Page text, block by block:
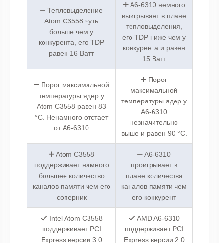
Тепловыделение
Atom C3558 чуть
больше чем у
конкурента, его TDP
равен 16 Ватт
A6-6310 немного
выигрывает в плане
тепловыделения,
его TDP ниже чем у
конкурента и равен
15 Ватт
Порог максимальной
температуры ядер у
Atom C3558 равен 83
°C. Ненамного отстает
от A6-6310
Порог
максимальной
температуры ядер у
A6-6310
незначительно
выше и равен 90 °C.
Atom C3558
поддерживает намного
большее количество
каналов памяти чем его
соперник
A6-6310
проигрывает в
плане количества
каналов памяти чем
его конкурент
Intel Atom C3558
поддерживает PCI
Express версии 3.0
AMD A6-6310
поддерживает PCI
Express версии 2.0